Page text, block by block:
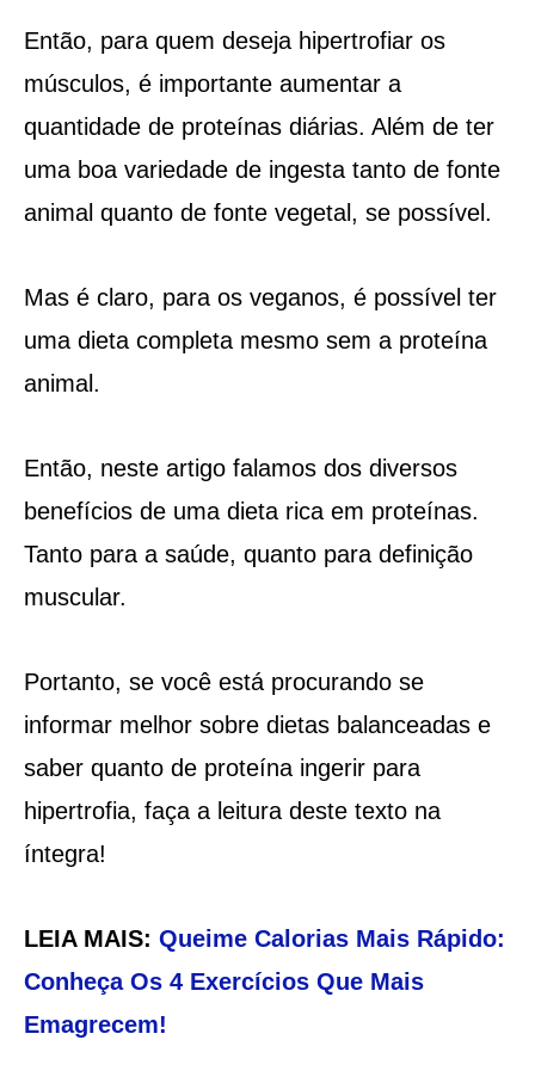
Então, para quem deseja hipertrofiar os
músculos, é importante aumentar a
quantidade de proteínas diárias. Além de ter
uma boa variedade de ingesta tanto de fonte
animal quanto de fonte vegetal, se possível.
Mas é claro, para os veganos, é possível ter
uma dieta completa mesmo sem a proteína
animal.
Então, neste artigo falamos dos diversos
benefícios de uma dieta rica em proteínas.
Tanto para a saúde, quanto para definição
muscular.
Portanto, se você está procurando se
informar melhor sobre dietas balanceadas e
saber quanto de proteína ingerir para
hipertrofia, faça a leitura deste texto na
íntegra!
LEIA MAIS: Queime Calorias Mais Rápido:
Conheça Os 4 Exercícios Que Mais
Emagrecem!